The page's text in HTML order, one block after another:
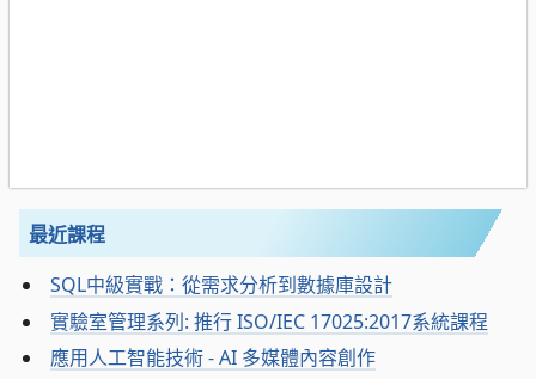
最近課程
SQL中級實戰：從需求分析到數據庫設計
實驗室管理系列: 推行 ISO/IEC 17025:2017系統課程
應用人工智能技術 - AI 多媒體內容創作